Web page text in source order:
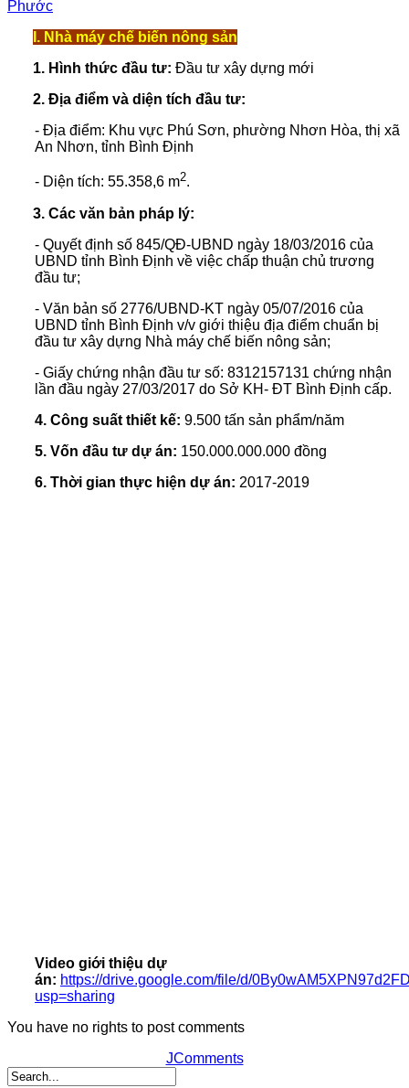
Phước
I. Nhà máy chế biến nông sản
1. Hình thức đầu tư: Đầu tư xây dựng mới
2. Địa điểm và diện tích đầu tư:
- Địa điểm: Khu vực Phú Sơn, phường Nhơn Hòa, thị xã
An Nhơn, tỉnh Bình Định
- Diện tích: 55.358,6 m2.
3. Các văn bản pháp lý:
- Quyết định số 845/QĐ-UBND ngày 18/03/2016 của
UBND tỉnh Bình Định về việc chấp thuận chủ trương
đầu tư;
- Văn bản số 2776/UBND-KT ngày 05/07/2016 của
UBND tỉnh Bình Định v/v giới thiệu địa điểm chuẩn bị
đầu tư xây dựng Nhà máy chế biến nông sản;
- Giấy chứng nhận đầu tư số: 8312157131 chứng nhận
lần đầu ngày 27/03/2017 do Sở KH- ĐT Bình Định cấp.
4. Công suất thiết kế: 9.500 tấn sản phẩm/năm
5. Vốn đầu tư dự án: 150.000.000.000 đồng
6. Thời gian thực hiện dự án: 2017-2019
Video giới thiệu dự
án: https://drive.google.com/file/d/
usp=sharing
You have no rights to post comments
JComments